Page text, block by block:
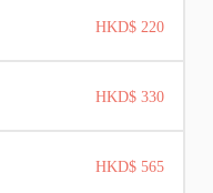
HKD$ 220
HKD$ 330
HKD$ 565